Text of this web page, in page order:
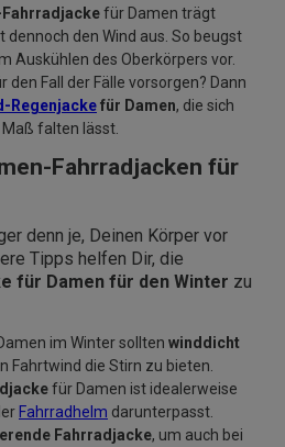
für Damen trägt
dennoch den Wind aus. So beugst
Auskühlen des Oberkörpers vor.
den Fall der Fälle vorsorgen? Dann
Regenjackefür Damen, die sich
falten lässt.
Fahrradjacken für
denn je, Deinen Körper vor
Tipps helfen Dir, die
für Damen für den Winter zu
im Winter sollten winddicht
Fahrtwind die Stirn zu bieten.
für Damen ist idealerweise
Fahrradhelm darunterpasst.
Fahrradjacke, um auch bei